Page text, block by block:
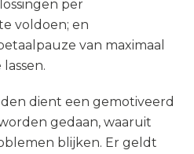
per
voldoen; en
van maximaal
dient een gemotiveerd
gedaan, waaruit
blijken. Er geldt